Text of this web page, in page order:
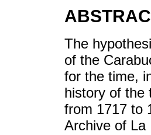
The
of the
for the time,
history of the
from 1717 to
Archive of La